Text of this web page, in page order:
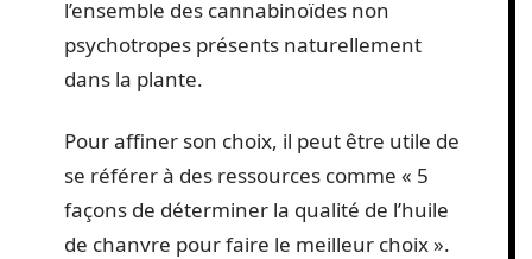
l’ensemble des cannabinoïdes non
psychotropes présents naturellement
dans la plante.
Pour affiner son choix, il peut être utile de
se référer à des ressources comme « 5
façons de déterminer la qualité de l’huile
de chanvre pour faire le meilleur choix ».